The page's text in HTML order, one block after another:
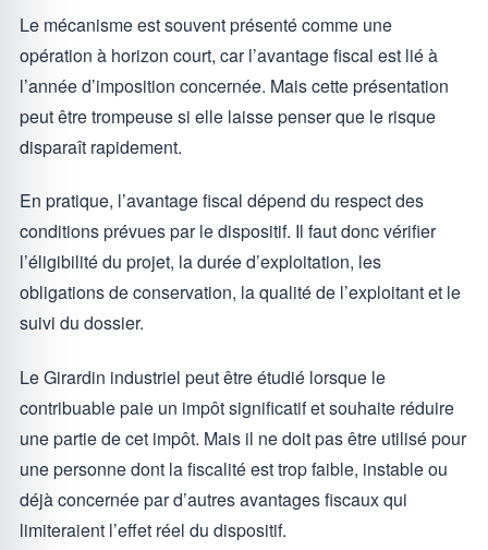
Le mécanisme est souvent présenté comme une
opération à horizon court, car l’avantage fiscal est lié à
l’année d’imposition concernée. Mais cette présentation
peut être trompeuse si elle laisse penser que le risque
disparaît rapidement.
En pratique, l’avantage fiscal dépend du respect des
conditions prévues par le dispositif. Il faut donc vérifier
l’éligibilité du projet, la durée d’exploitation, les
obligations de conservation, la qualité de l’exploitant et le
suivi du dossier.
Le Girardin industriel peut être étudié lorsque le
contribuable paie un impôt significatif et souhaite réduire
une partie de cet impôt. Mais il ne doit pas être utilisé pour
une personne dont la fiscalité est trop faible, instable ou
déjà concernée par d’autres avantages fiscaux qui
limiteraient l’effet réel du dispositif.